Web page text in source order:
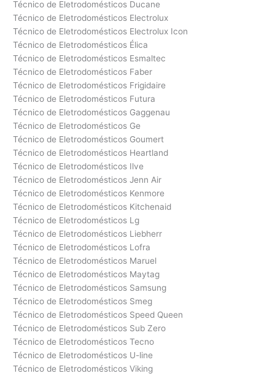
Técnico de Eletrodomésticos Ducane
Técnico de Eletrodomésticos Electrolux
Técnico de Eletrodomésticos Electrolux Icon
Técnico de Eletrodomésticos Élica
Técnico de Eletrodomésticos Esmaltec
Técnico de Eletrodomésticos Faber
Técnico de Eletrodomésticos Frigidaire
Técnico de Eletrodomésticos Futura
Técnico de Eletrodomésticos Gaggenau
Técnico de Eletrodomésticos Ge
Técnico de Eletrodomésticos Goumert
Técnico de Eletrodomésticos Heartland
Técnico de Eletrodomésticos Ilve
Técnico de Eletrodomésticos Jenn Air
Técnico de Eletrodomésticos Kenmore
Técnico de Eletrodomésticos Kitchenaid
Técnico de Eletrodomésticos Lg
Técnico de Eletrodomésticos Liebherr
Técnico de Eletrodomésticos Lofra
Técnico de Eletrodomésticos Maruel
Técnico de Eletrodomésticos Maytag
Técnico de Eletrodomésticos Samsung
Técnico de Eletrodomésticos Smeg
Técnico de Eletrodomésticos Speed Queen
Técnico de Eletrodomésticos Sub Zero
Técnico de Eletrodomésticos Tecno
Técnico de Eletrodomésticos U-line
Técnico de Eletrodomésticos Viking